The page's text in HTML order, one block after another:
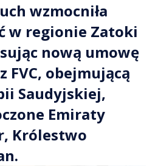
wzmocniła
w regionie Zatoki
nową umowę
FVC, obejmującą
Saudyjskiej,
Emiraty
Królestwo